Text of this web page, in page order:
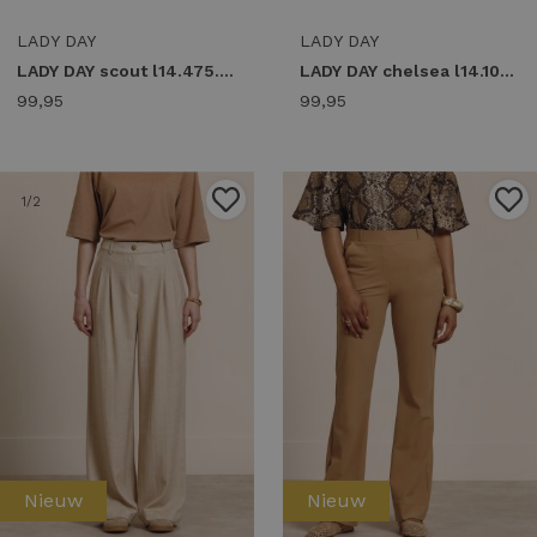
LADY DAY
LADY DAY scout l14.475.3407 Broek deep forest
99,95
LADY DAY
LADY DAY chelsea l14.101.3448 Broek deep forest
99,95
1/2
Nieuw
1 /2
Nieuw